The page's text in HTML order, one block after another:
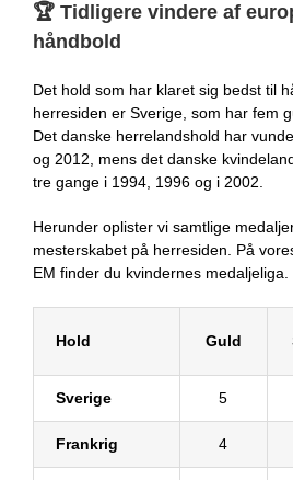
🏆 Tidligere vindere af
håndbold
Det hold som har klaret sig bedst til
herresiden er Sverige, som har fem
Det danske herrelandshold har
og 2012, mens det danske
tre gange i 1994, 1996 og i 2002.
Herunder oplister vi samtlige
mesterskabet på herresiden. På
EM finder du kvindernes medaljeliga.
Hold Guld
Sverige 5
Frankrig 4